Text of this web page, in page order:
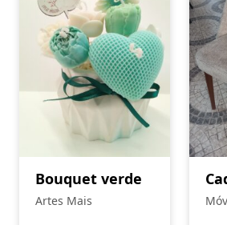
Bouquet verde
Artes Mais